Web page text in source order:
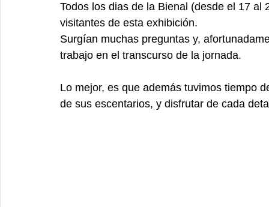
Todos los dias de la Bienal (desde el 17
visitantes de esta exhibición.
Surgían muchas preguntas y,
trabajo en el transcurso de la jornada.
Lo mejor, es que además tuvimos tiempo
de sus escentarios, y disfrutar de cada